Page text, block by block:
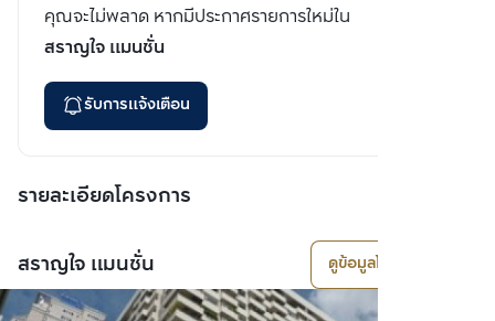
คุณจะไม่พลาด หากมีประกาศรายการใหม่ใน
สราญใจ แมนชั่น
รับการแจ้งเตือน
รายละเอียดโครงการ
สราญใจ แมนชั่น ดูข้อมูลโครงการ